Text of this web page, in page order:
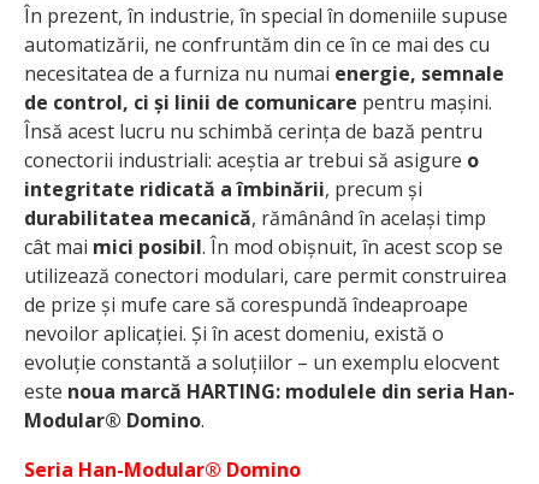
În prezent, în industrie, în special în domeniile supuse
automatizării, ne confruntăm din ce în ce mai des cu
necesitatea de a furniza nu numai energie, semnale
de control, ci și linii de comunicare pentru mașini.
Însă acest lucru nu schimbă cerința de bază pentru
conectorii industriali: aceștia ar trebui să asigure o
integritate ridicată a îmbinării, precum și
durabilitatea mecanică, rămânând în același timp
cât mai mici posibil. În mod obișnuit, în acest scop se
utilizează conectori modulari, care permit construirea
de prize și mufe care să corespundă îndeaproape
nevoilor aplicației. Și în acest domeniu, există o
evoluție constantă a soluțiilor – un exemplu elocvent
este noua marcă HARTING: modulele din seria Han-
Modular® Domino.
Seria Han-Modular® Domino